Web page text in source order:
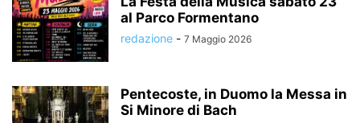
al Parco Formentano
redazione - 7 Maggio 2026
Pentecoste, in Duomo la Messa in
Si Minore di Bach